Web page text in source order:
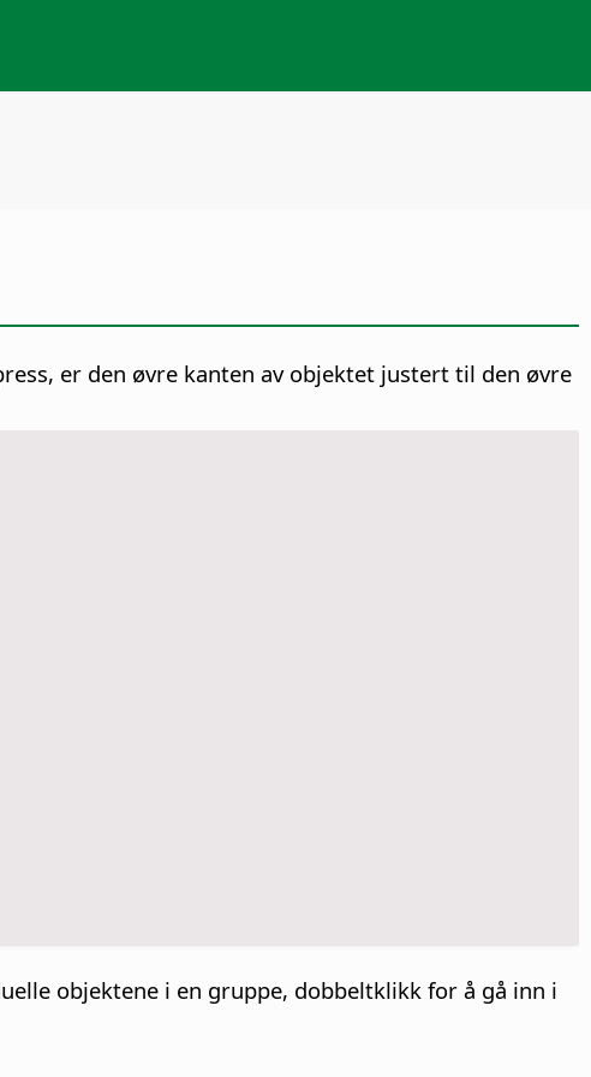
er den øvre kanten av objektet justert til den øvre
objektene i en gruppe, dobbeltklikk for å gå inn i